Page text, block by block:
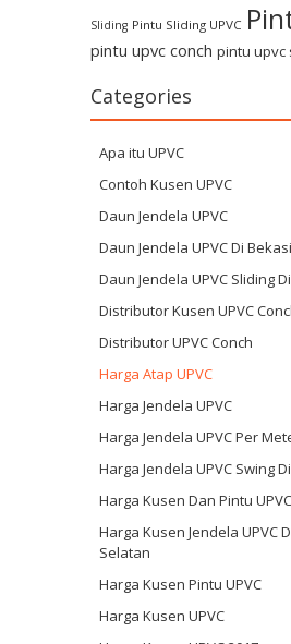
Sliding Pintu Sliding UPVC
pintu upvc conch pintu upvc
Categories
Apa itu UPVC
Contoh Kusen UPVC
Daun Jendela UPVC
Daun Jendela UPVC Di Bekasi
Daun Jendela UPVC Sliding
Distributor Kusen UPVC
Distributor UPVC Conch
Harga Atap UPVC
Harga Jendela UPVC
Harga Jendela UPVC Per
Harga Jendela UPVC Swing
Harga Kusen Dan Pintu UPVC
Harga Kusen Jendela UPVC
Selatan
Harga Kusen Pintu UPVC
Harga Kusen UPVC